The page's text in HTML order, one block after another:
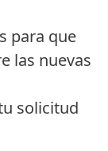
para que
las nuevas
solicitud